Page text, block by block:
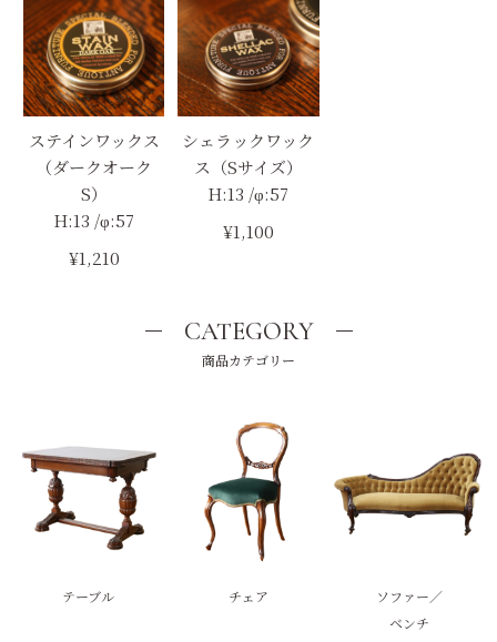
ステインワックス
（ダークオーク
S）
H:13 /φ:57
¥1,210
シェラックワック
ス（Sサイズ）
H:13 /φ:57
¥1,100
CATEGORY
商品カテゴリー
テーブル チェア
ソファー／
ベンチ